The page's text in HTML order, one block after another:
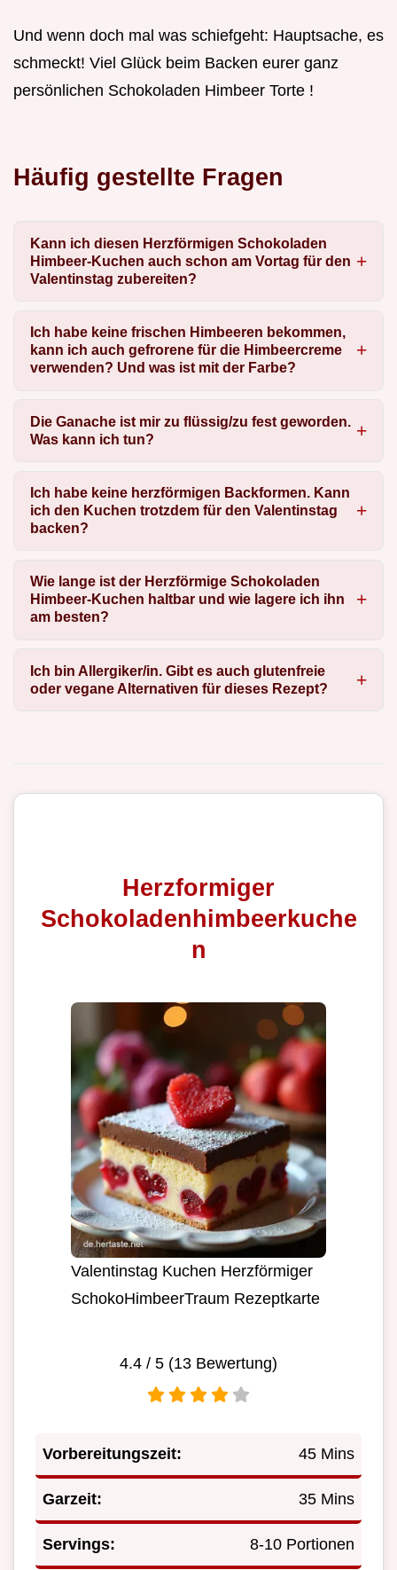
Und wenn doch mal was schiefgeht: Hauptsache, es
schmeckt! Viel Glück beim Backen eurer ganz
persönlichen Schokoladen Himbeer Torte !
Häufig gestellte Fragen
Kann ich diesen Herzförmigen Schokoladen
Himbeer-Kuchen auch schon am Vortag für den
Valentinstag zubereiten?
Ich habe keine frischen Himbeeren bekommen,
kann ich auch gefrorene für die Himbeercreme
verwenden? Und was ist mit der Farbe?
Die Ganache ist mir zu flüssig/zu fest geworden.
Was kann ich tun?
Ich habe keine herzförmigen Backformen. Kann
ich den Kuchen trotzdem für den Valentinstag
backen?
Wie lange ist der Herzförmige Schokoladen
Himbeer-Kuchen haltbar und wie lagere ich ihn
am besten?
Ich bin Allergiker/in. Gibt es auch glutenfreie
oder vegane Alternativen für dieses Rezept?
Herzformiger
Schokoladenhimbeerkuche
n
Valentinstag Kuchen Herzförmiger
SchokoHimbeerTraum Rezeptkarte
4.4 / 5 (13 Bewertung)
Vorbereitungszeit: 45 Mins
Garzeit: 35 Mins
Servings: 8-10 Portionen